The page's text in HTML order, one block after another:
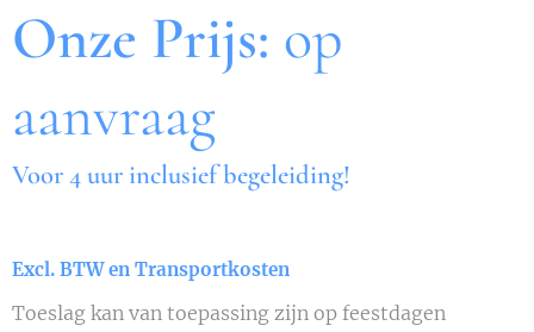
Onze Prijs: op
aanvraag
Voor 4 uur inclusief begeleiding!
Excl. BTW en Transportkosten
Toeslag kan van toepassing zijn op feestdagen